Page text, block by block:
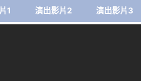
1 演出影片2 演出影片3